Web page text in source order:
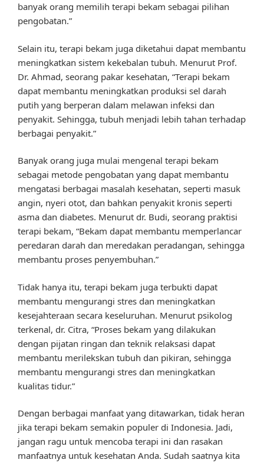
banyak orang memilih terapi bekam sebagai pilihan
pengobatan.”
Selain itu, terapi bekam juga diketahui dapat membantu
meningkatkan sistem kekebalan tubuh. Menurut Prof.
Dr. Ahmad, seorang pakar kesehatan, “Terapi bekam
dapat membantu meningkatkan produksi sel darah
putih yang berperan dalam melawan infeksi dan
penyakit. Sehingga, tubuh menjadi lebih tahan terhadap
berbagai penyakit.”
Banyak orang juga mulai mengenal terapi bekam
sebagai metode pengobatan yang dapat membantu
mengatasi berbagai masalah kesehatan, seperti masuk
angin, nyeri otot, dan bahkan penyakit kronis seperti
asma dan diabetes. Menurut dr. Budi, seorang praktisi
terapi bekam, “Bekam dapat membantu memperlancar
peredaran darah dan meredakan peradangan, sehingga
membantu proses penyembuhan.”
Tidak hanya itu, terapi bekam juga terbukti dapat
membantu mengurangi stres dan meningkatkan
kesejahteraan secara keseluruhan. Menurut psikolog
terkenal, dr. Citra, “Proses bekam yang dilakukan
dengan pijatan ringan dan teknik relaksasi dapat
membantu merilekskan tubuh dan pikiran, sehingga
membantu mengurangi stres dan meningkatkan
kualitas tidur.”
Dengan berbagai manfaat yang ditawarkan, tidak heran
jika terapi bekam semakin populer di Indonesia. Jadi,
jangan ragu untuk mencoba terapi ini dan rasakan
manfaatnya untuk kesehatan Anda. Sudah saatnya kita